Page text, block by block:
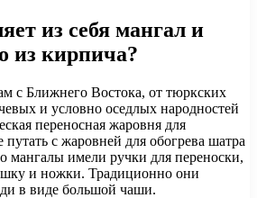
из себя мангал и
из кирпича?
с Ближнего Востока, от тюркских
и условно оседлых народностей
переносная жаровня для
с жаровней для обогрева шатра
мангалы имели ручки для переноски,
и ножки. Традиционно они
в виде большой чаши.